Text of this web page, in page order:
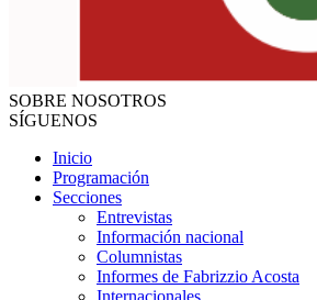
SOBRE NOSOTROS
SÍGUENOS
Inicio
Programación
Secciones
Entrevistas
Información nacional
Columnistas
Informes de Fabrizzio Acosta